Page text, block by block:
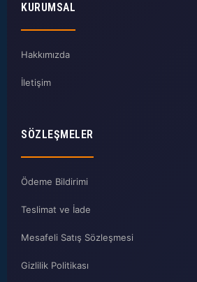
KURUMSAL
Hakkımızda
İletişim
SÖZLEŞMELER
Ödeme Bildirimi
Teslimat ve İade
Mesafeli Satış Sözleşmesi
Gizlilik Politikası